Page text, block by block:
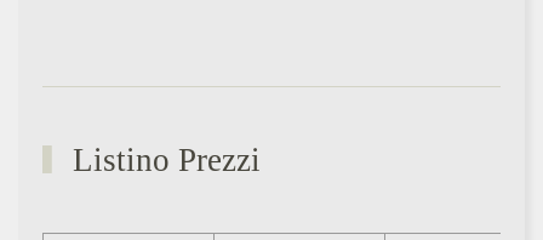
Listino Prezzi